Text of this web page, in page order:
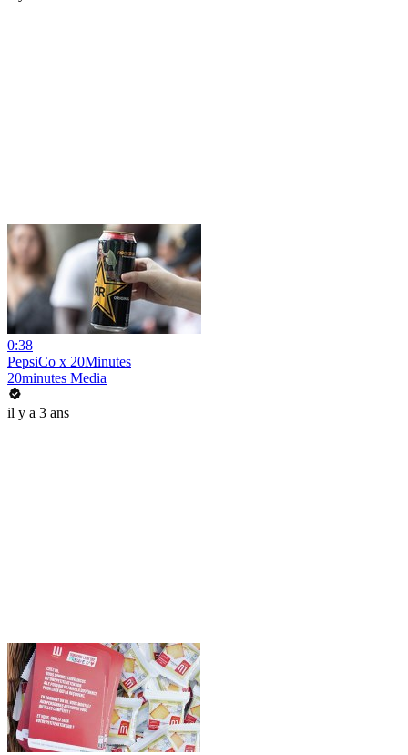
0:38
PepsiCo x 20Minutes
20minutes Media
il y a 3 ans